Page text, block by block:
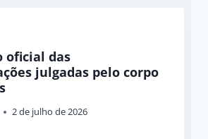
oficial das
julgadas pelo corpo
2 de julho de 2026